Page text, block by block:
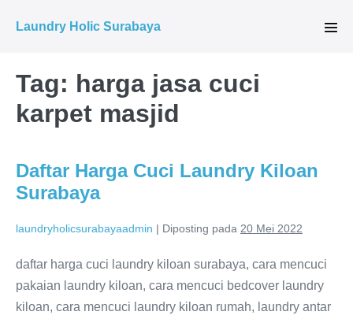
Laundry Holic Surabaya
Tag: harga jasa cuci
karpet masjid
Daftar Harga Cuci Laundry Kiloan
Surabaya
laundryholicsurabayaadmin | Diposting pada 20 Mei 2022
daftar harga cuci laundry kiloan surabaya, cara mencuci
pakaian laundry kiloan, cara mencuci bedcover laundry
kiloan, cara mencuci laundry kiloan rumah, laundry antar